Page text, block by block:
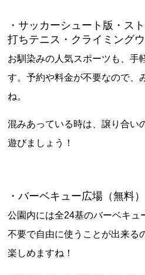
・サッカーシュート版・ス
打ちテニス・クライミング
お馴染みの人気スポーツも、手
す。予約や料金が不要なので、
ね。
混みあっている時は、譲り合い
遊びましょう！
・バーベキュー広場（無料）
公園内には全24基のバーベキュ
不要で自由に使うことが出来る
楽しめますね！